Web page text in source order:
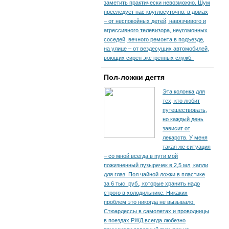
заметить практически невозможно. Шум
преследует нас круглосуточно: в домах
– от неспокойных детей, навязчивого и
агрессивного телевизора, неугомонных
соседей, вечного ремонта в подъезде,
на улице – от вездесущих автомобилей,
воющих сирен экстренных служб.
Пол-ложки дегтя
Эта колонка для
тех, кто любит
путешествовать,
но каждый день
зависит от
лекарств. У меня
такая же ситуация
– со мной всегда в пути мой
пожизненный пузыречек в 2,5 мл, капли
для глаз. Пол чайной ложки в пластике
за 6 тыс. руб., которые хранить надо
строго в холодильнике. Никаких
проблем это никогда не вызывало.
Стюардессы в самолетах и проводницы
в поездах РЖД всегда любезно